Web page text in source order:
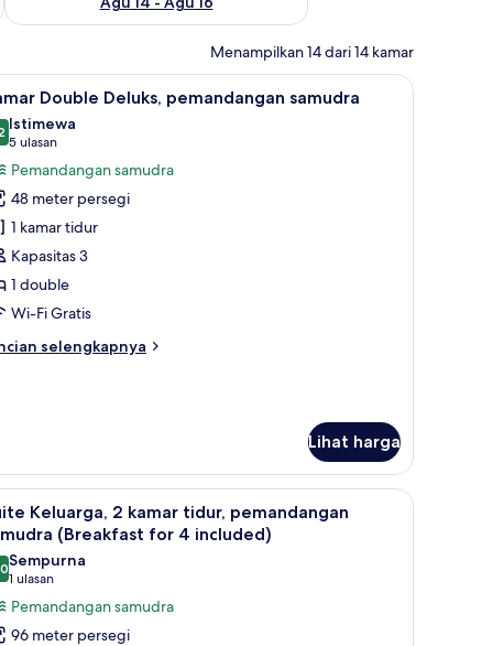
Menampilkan 14 dari 14 kamar
dan meja kerja Seprai premium, selimut bulu angsa,
10 Double Deluks, pemandangan samudra
dari 10
Istimewa
5 ulasan
(5
ulasan)
Pemandangan samudra
48 meter persegi
1 kamar tidur
Kapasitas 3
1 double
Wi-Fi Gratis
selengkapnya
Lihat harga
dan meja kerja Seprai premium, selimut bulu angsa,
15 Keluarga, 2 kamar tidur, pemandangan
(Breakfast for 4 included)
dari 10
Sempurna
1 ulasan
(1
ulasan)
Pemandangan samudra
96 meter persegi